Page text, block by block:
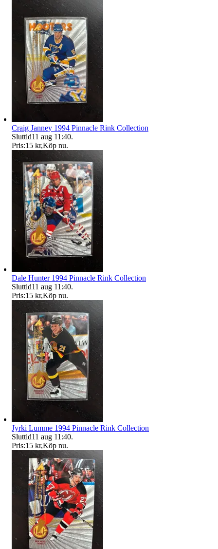
Craig Janney 1994 Pinnacle Rink Collection
Sluttid11 aug 11:40.
Pris:15 kr,Köp nu.
Dale Hunter 1994 Pinnacle Rink Collection
Sluttid11 aug 11:40.
Pris:15 kr,Köp nu.
Jyrki Lumme 1994 Pinnacle Rink Collection
Sluttid11 aug 11:40.
Pris:15 kr,Köp nu.